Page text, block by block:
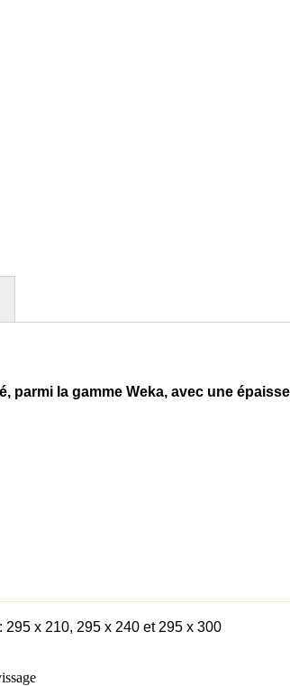
parmi la gamme Weka, avec une
x 210, 295 x 240 et 295 x 300